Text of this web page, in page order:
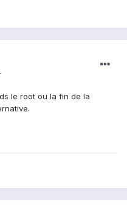
le root ou la fin de la